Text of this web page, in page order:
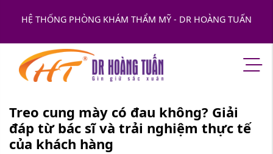
HỆ THỐNG PHÒNG KHÁM THẨM MỸ - DR HOÀNG TUẤN
Treo cung mày có đau không? Giải
đáp từ bác sĩ và trải nghiệm thực tế
của khách hàng